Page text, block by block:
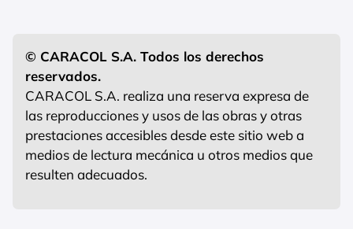
© CARACOL S.A. Todos los derechos
reservados.
CARACOL S.A. realiza una reserva expresa de
las reproducciones y usos de las obras y otras
prestaciones accesibles desde este sitio web a
medios de lectura mecánica u otros medios que
resulten adecuados.